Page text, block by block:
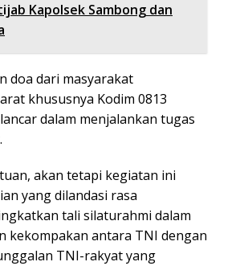
Kapolsek Sambong dan
doa dari masyarakat
khususnya Kodim 0813
dalam menjalankan tugas
akan tetapi kegiatan ini
yang dilandasi rasa
tali silaturahmi dalam
kekompakan antara TNI dengan
TNI-rakyat yang